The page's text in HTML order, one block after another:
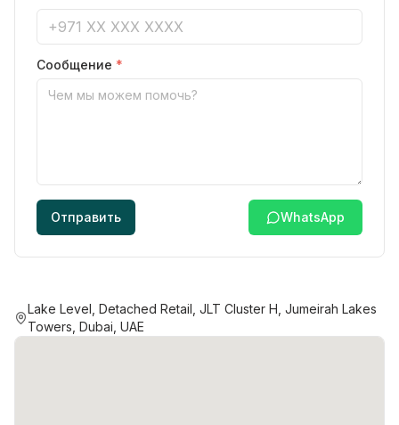
Сообщение *
Отправить WhatsApp
Lake Level, Detached Retail, JLT Cluster H, Jumeirah Lakes
Towers, Dubai, UAE